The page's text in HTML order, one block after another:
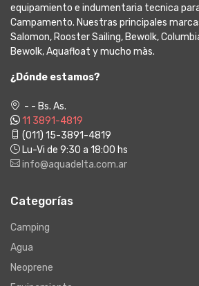
equipamiento e indumentaria tecnica
Campamento. Nuestras principales
Salomon, Rooster Sailing, Bewolk,
Bewolk, Aquafloat y mucho màs.
¿Dónde estamos?
- - Bs. As.
11 3891-4819
(011) 15-3891-4819
Lu-Vi de 9:30 a 18:00 hs
info@aquadelta.com.ar
Categorías
Camping
Agua
Neoprene